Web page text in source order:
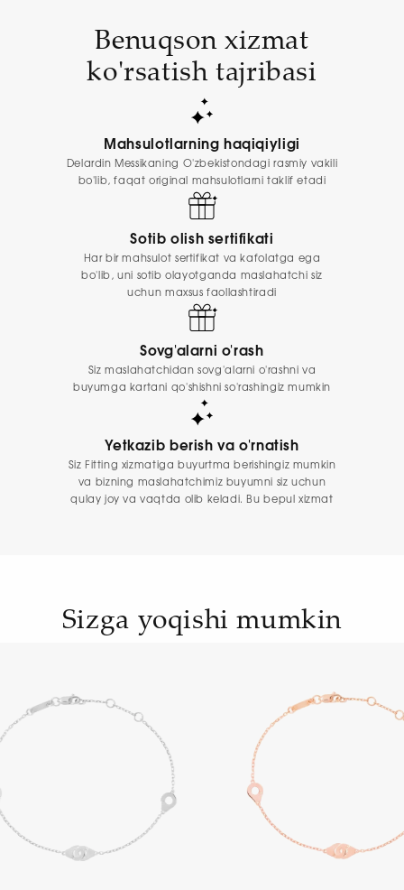
Benuqson xizmat
ko'rsatish tajribasi
Mahsulotlarning haqiqiyligi
Delardin Messikaning O'zbekistondagi rasmiy vakili
bo'lib, faqat original mahsulotlarni taklif etadi
Sotib olish sertifikati
Har bir mahsulot sertifikat va kafolatga ega
bo'lib, uni sotib olayotganda maslahatchi siz
uchun maxsus faollashtiradi
Sovg'alarni o'rash
Siz maslahatchidan sovg'alarni o'rashni va
buyumga kartani qo'shishni so'rashingiz mumkin
Yetkazib berish va o'rnatish
Siz Fitting xizmatiga buyurtma berishingiz mumkin
va bizning maslahatchimiz buyumni siz uchun
qulay joy va vaqtda olib keladi. Bu bepul xizmat
Sizga yoqishi mumkin